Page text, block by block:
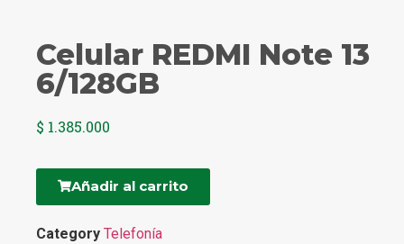
Celular REDMI Note 13
6/128GB
$ 1.385.000
Añadir al carrito
Category Telefonía